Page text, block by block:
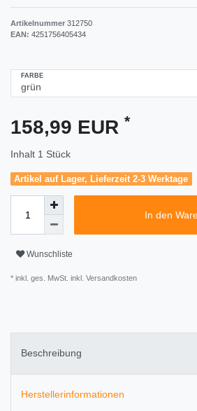
Artikelnummer 312750
EAN: 4251756405434
FARBE
158,99 EUR *
Inhalt 1 Stück
Artikel auf Lager, Lieferzeit 2-3 Werktage
In den
Wunschliste
* inkl. ges. MwSt. inkl. Versandkosten
Beschreibung
Herstellerinformationen